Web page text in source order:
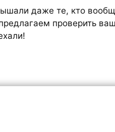
даже те, кто
проверить